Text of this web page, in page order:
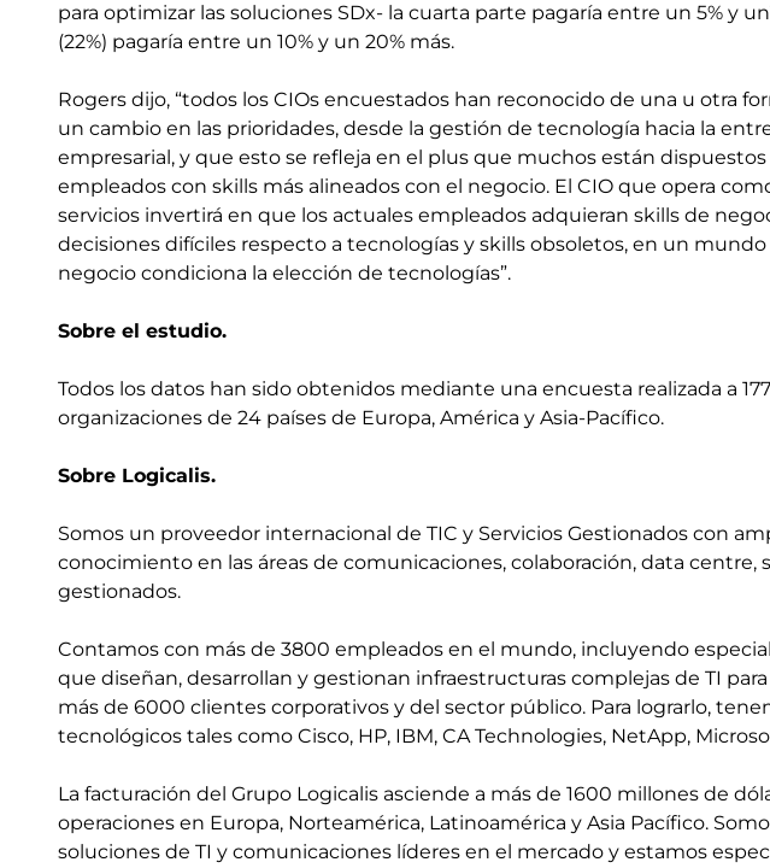
para optimizar las soluciones SDx- la cuarta parte pagaría entre un 5% y
(22%) pagaría entre un 10% y un 20% más.
Rogers dijo, “todos los CIOs encuestados han reconocido de una u otra
un cambio en las prioridades, desde la gestión de tecnología hacia la
empresarial, y que esto se refleja en el plus que muchos están
empleados con skills más alineados con el negocio. El CIO que opera
servicios invertirá en que los actuales empleados adquieran skills de
decisiones difíciles respecto a tecnologías y skills obsoletos, en un
negocio condiciona la elección de tecnologías”.
Sobre el estudio.
Todos los datos han sido obtenidos mediante una encuesta realizada a
organizaciones de 24 países de Europa, América y Asia-Pacífico.
Sobre Logicalis.
Somos un proveedor internacional de TIC y Servicios Gestionados con
conocimiento en las áreas de comunicaciones, colaboración, data centre,
gestionados.
Contamos con más de 3800 empleados en el mundo, incluyendo
que diseñan, desarrollan y gestionan infraestructuras complejas de TI
más de 6000 clientes corporativos y del sector público. Para lograrlo,
tecnológicos tales como Cisco, HP, IBM, CA Technologies, NetApp,
La facturación del Grupo Logicalis asciende a más de 1600 millones de
operaciones en Europa, Norteamérica, Latinoamérica y Asia Pacífico.
soluciones de TI y comunicaciones líderes en el mercado y estamos